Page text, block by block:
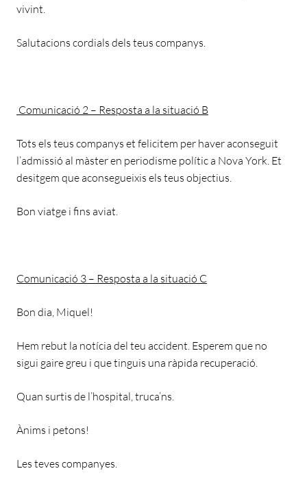
vivint.
Salutacions cordials dels teus companys.
Comunicació 2 – Resposta a la situació B
Tots els teus companys et felicitem per haver aconseguit
l’admissió al màster en periodisme polític a Nova York. Et
desitgem que aconsegueixis els teus objectius.
Bon viatge i fins aviat.
Comunicació 3 – Resposta a la situació C
Bon dia, Miquel!
Hem rebut la notícia del teu accident. Esperem que no
sigui gaire greu i que tinguis una ràpida recuperació.
Quan surtis de l’hospital, truca’ns.
Ànims i petons!
Les teves companyes.